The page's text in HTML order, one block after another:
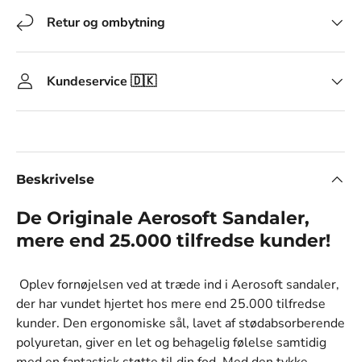
Retur og ombytning
Kundeservice 🇩🇰
Beskrivelse
De Originale Aerosoft Sandaler,
mere end 25.000 tilfredse kunder!
Oplev fornøjelsen ved at træde ind i Aerosoft sandaler,
der har vundet hjertet hos mere end 25.000 tilfredse
kunder. Den ergonomiske sål, lavet af stødabsorberende
polyuretan, giver en let og behagelig følelse samtidig